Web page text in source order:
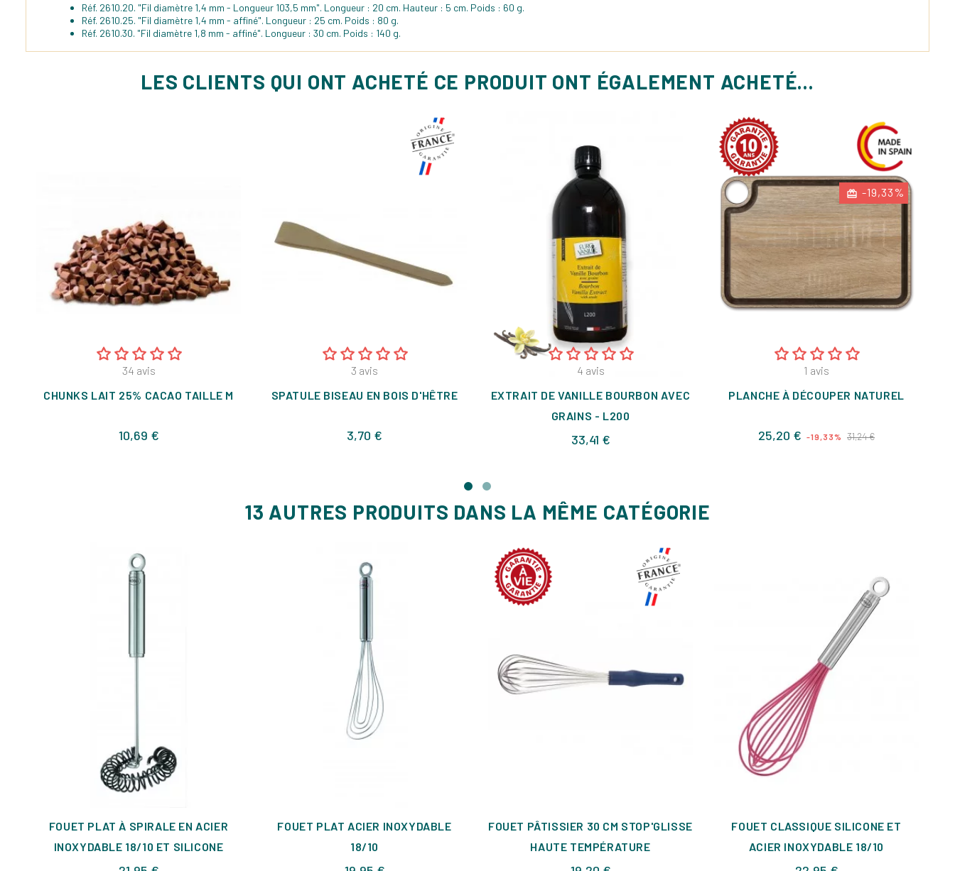
Réf. 2610.20. "Fil diamètre 1,4 mm - Longueur 103,5 mm". Longueur : 20 cm. Hauteur : 5 cm. Poids : 60 g.
Réf. 2610.25. "Fil diamètre 1,4 mm - affiné". Longueur : 25 cm. Poids : 80 g.
Réf. 2610.30. "Fil diamètre 1,8 mm - affiné". Longueur : 30 cm. Poids : 140 g.
LES CLIENTS QUI ONT ACHETÉ CE PRODUIT ONT ÉGALEMENT ACHETÉ...
34 avis
CHUNKS LAIT 25% CACAO TAILLE M
10,69 €Prix
3 avis
SPATULE BISEAU EN BOIS D'HÊTRE
3,70 €
4 avis
EXTRAIT DE VANILLE BOURBON AVEC
GRAINS - L200
33,41 €Prix
-19,33%
1 avis
PLANCHE À DÉCOUPER NATUREL
25,20 € Prix
-19,33% 31,24 €Prix
13 AUTRES PRODUITS DANS LA MÊME CATÉGORIE
FOUET PLAT À SPIRALE EN ACIER
INOXYDABLE 18/10 ET SILICONE
FOUET PLAT ACIER INOXYDABLE
18/10
FOUET PÂTISSIER 30 CM STOP'GLISSE
HAUTE TEMPÉRATURE
FOUET CLASSIQUE SILICONE ET
ACIER INOXYDABLE 18/10